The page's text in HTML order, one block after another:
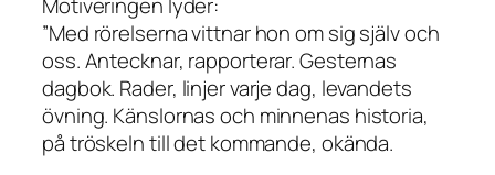
”Med rörelserna vittnar hon om sig själv och
oss. Antecknar, rapporterar. Gesternas
dagbok. Rader, linjer varje dag, levandets
övning. Känslornas och minnenas historia,
på tröskeln till det kommande, okända.